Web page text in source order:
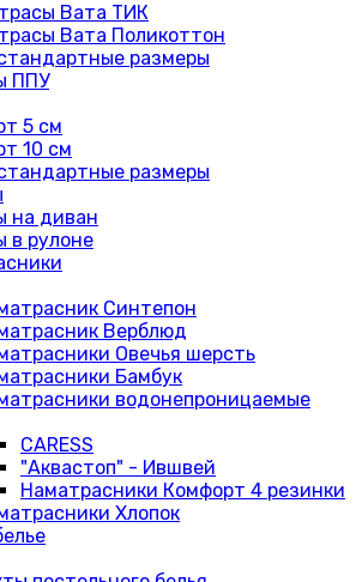
Вата ТИК
Вата Поликоттон
размеры
ППУ
5 см
10 см
размеры
на диван
в рулоне
Синтепон
Верблюд
Овечья шерсть
Бамбук
водонепроницаемые
CARESS
"Аквастоп" - Ившвей
Наматрасники Комфорт 4 резинки
Хлопок